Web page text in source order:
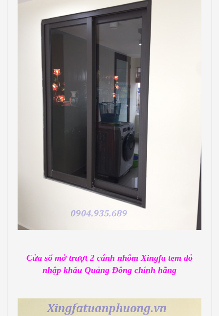
Cửa sổ mở trượt 2 cánh nhôm Xingfa tem đỏ
nhập khẩu Quảng Đông chính hãng